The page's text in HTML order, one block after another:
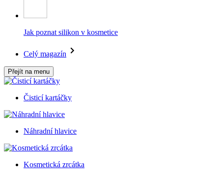
Jak poznat silikon v kosmetice
Celý magazín
Přejít na menu
Čisticí kartáčky
Náhradní hlavice
Kosmetická zrcátka